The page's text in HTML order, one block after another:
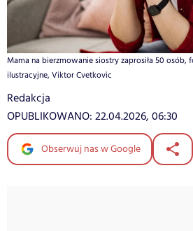
Mama na bierzmowanie siostry zaprosiła 50 osób,
ilustracyjne, Viktor Cvetkovic
Redakcja
OPUBLIKOWANO: 22.04.2026, 06:30
Obserwuj nas w Google